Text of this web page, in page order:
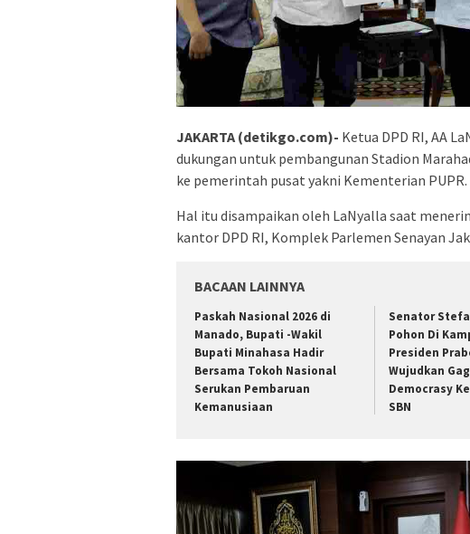
JAKARTA (detikgo.com)- Ketua DPD RI, AA
dukungan untuk pembangunan Stadion
ke pemerintah pusat yakni Kementerian PUPR.
Hal itu disampaikan oleh LaNyalla saat
kantor DPD RI, Komplek Parlemen Senayan
BACAAN LAINNYA
Paskah Nasional 2026 di
Manado, Bupati -Wakil
Bupati Minahasa Hadir
Bersama Tokoh Nasional
Serukan Pembaruan
Kemanusiaan
Senator
Pohon Di
Presiden
Wujudkan
Democrasy
SBN